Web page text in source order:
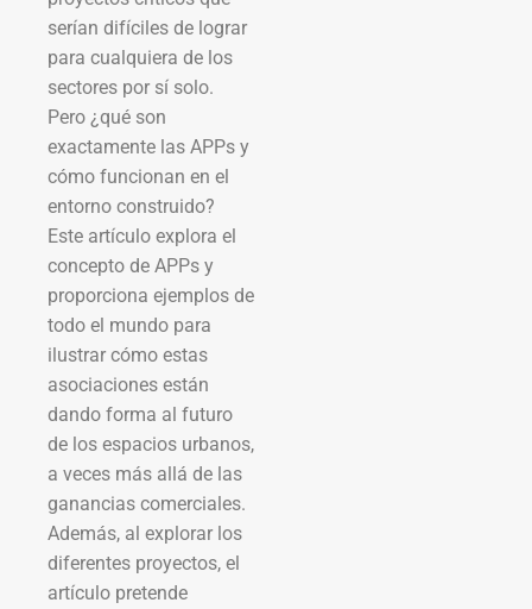
serían difíciles de lograr
para cualquiera de los
sectores por sí solo.
Pero ¿qué son
exactamente las APPs y
cómo funcionan en el
entorno construido?
Este artículo explora el
concepto de APPs y
proporciona ejemplos de
todo el mundo para
ilustrar cómo estas
asociaciones están
dando forma al futuro
de los espacios urbanos,
a veces más allá de las
ganancias comerciales.
Además, al explorar los
diferentes proyectos, el
artículo pretende